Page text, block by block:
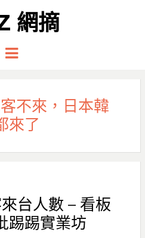
網摘
Menu
不來，日本韓
來了
台人數 – 看板
踢踢實業坊